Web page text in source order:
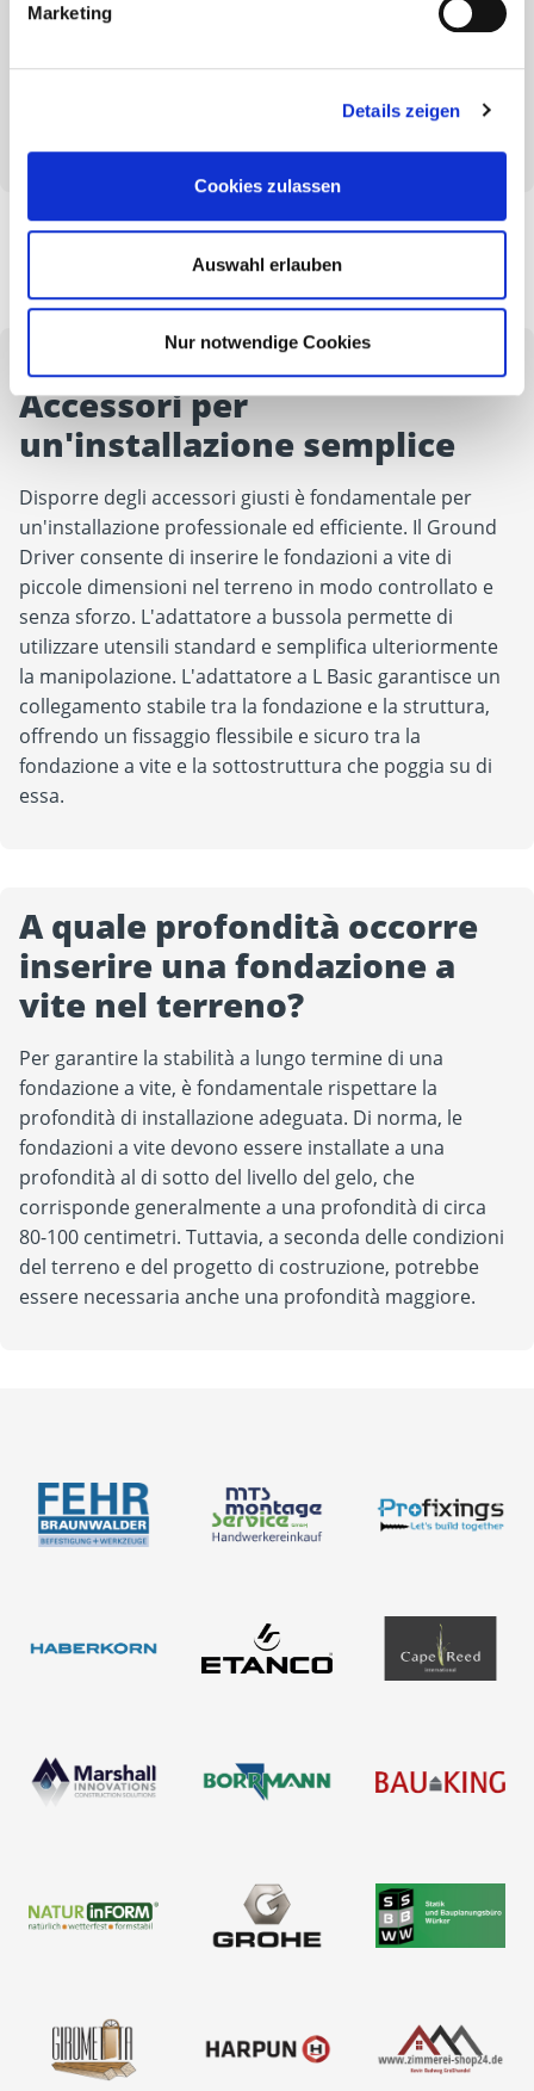
Marketing
Details zeigen
Cookies zulassen
Auswahl erlauben
Nur notwendige Cookies
Inoltre, le fondazioni a vite rappresentano una
particolarmente interessanti sia per i progetti di
Accessori per
un'installazione semplice
Disporre degli accessori giusti è fondamentale per
un'installazione professionale ed efficiente. Il Ground
Driver consente di inserire le fondazioni a vite di
piccole dimensioni nel terreno in modo controllato e
senza sforzo. L'adattatore a bussola permette di
utilizzare utensili standard e semplifica ulteriormente
la manipolazione. L'adattatore a L Basic garantisce un
collegamento stabile tra la fondazione e la struttura,
offrendo un fissaggio flessibile e sicuro tra la
fondazione a vite e la sottostruttura che poggia su di
essa.
A quale profondità occorre
inserire una fondazione a
vite nel terreno?
Per garantire la stabilità a lungo termine di una
fondazione a vite, è fondamentale rispettare la
profondità di installazione adeguata. Di norma, le
fondazioni a vite devono essere installate a una
profondità al di sotto del livello del gelo, che
corrisponde generalmente a una profondità di circa
80-100 centimetri. Tuttavia, a seconda delle condizioni
del terreno e del progetto di costruzione, potrebbe
essere necessaria anche una profondità maggiore.